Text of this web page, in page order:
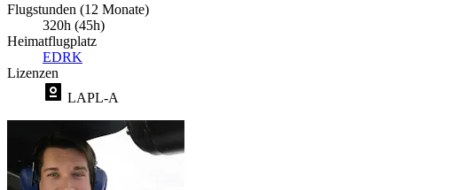
Flugstunden (12 Monate)
320h (45h)
Heimatflugplatz
EDRK
Lizenzen
LAPL-A